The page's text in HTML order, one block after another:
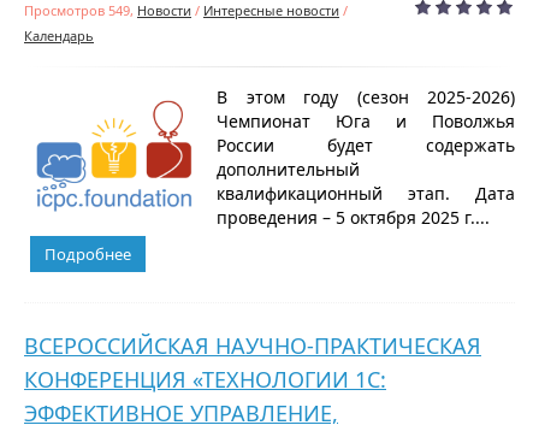
Просмотров 549, Новости / Интересные новости /
Календарь
В этом году (сезон 2025-2026)
Чемпионат Юга и Поволжья
России будет содержать
дополнительный
квалификационный этап. Дата
проведения – 5 октября 2025 г....
Подробнее
ВСЕРОССИЙСКАЯ НАУЧНО-ПРАКТИЧЕСКАЯ
КОНФЕРЕНЦИЯ «ТЕХНОЛОГИИ 1С:
ЭФФЕКТИВНОЕ УПРАВЛЕНИЕ,